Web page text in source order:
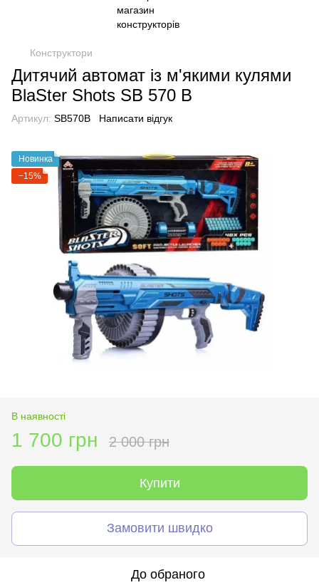
Конструктори
Дитячий автомат із м'якими кулями
BlaSter Shots SB 570 B
Артикул: SB570B Написати відгук
Новинка
−15%
В наявності
1 700 грн 2 000 грн
Купити
Замовити швидко
До обраного